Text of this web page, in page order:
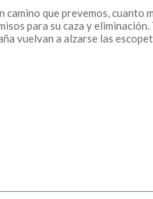
que prevemos,
para su caza y
vuelvan a alzarse las